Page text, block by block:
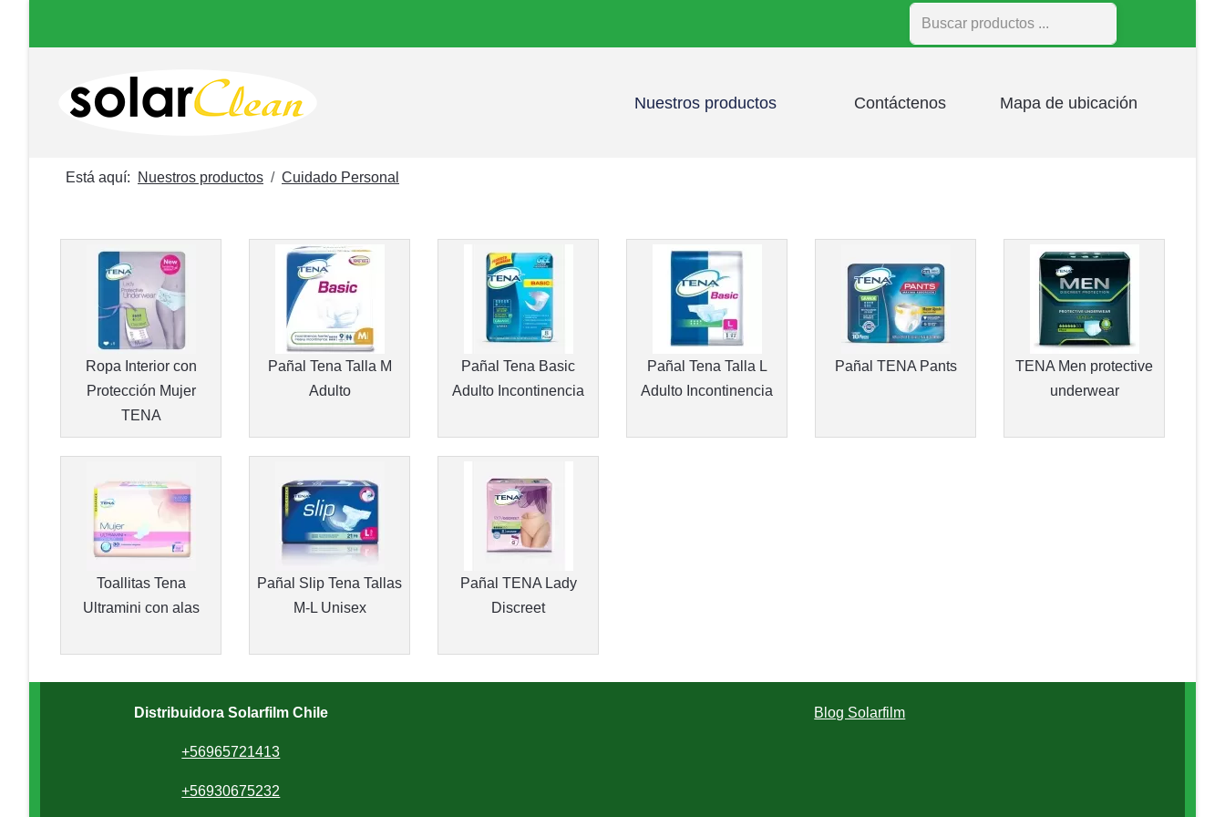
Buscar
Nuestros productos Contáctenos Mapa de ubicación
Está aquí: Nuestros productos Cuidado Personal
Ropa Interior con
Protección Mujer
TENA
Pañal Tena Talla M
Adulto
Pañal Tena Basic
Adulto Incontinencia
Pañal Tena Talla L
Adulto Incontinencia
Pañal TENA Pants
TENA Men protective
underwear
Toallitas Tena
Ultramini con alas
Pañal Slip Tena Tallas
M-L Unisex
Pañal TENA Lady
Discreet
Distribuidora Solarfilm Chile
+56965721413
+56930675232
Blog Solarfilm